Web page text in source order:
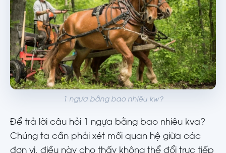
1 ngựa bằng bao nhiêu kw?
Để trả lời câu hỏi 1 ngựa bằng bao nhiêu kva?
Chúng ta cần phải xét mối quan hệ giữa các
đơn vị, điều này cho thấy không thể đổi trực tiếp